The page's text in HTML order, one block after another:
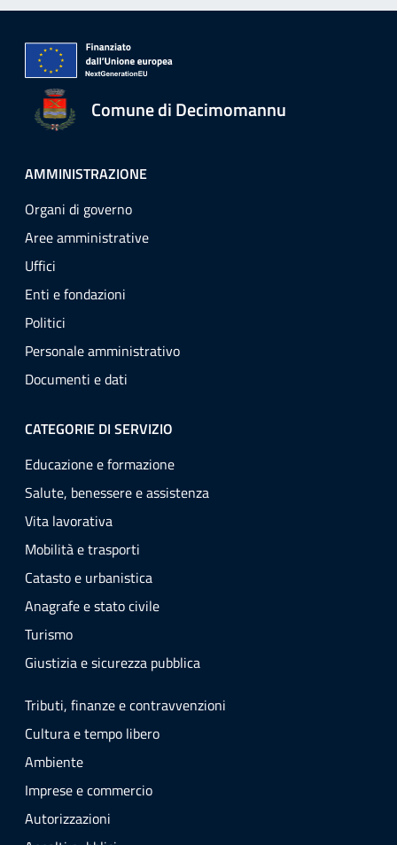
Comune di Decimomannu
AMMINISTRAZIONE
Organi di governo
Aree amministrative
Uffici
Enti e fondazioni
Politici
Personale amministrativo
Documenti e dati
CATEGORIE DI SERVIZIO
Educazione e formazione
Salute, benessere e assistenza
Vita lavorativa
Mobilità e trasporti
Catasto e urbanistica
Anagrafe e stato civile
Turismo
Giustizia e sicurezza pubblica
Tributi, finanze e contravvenzioni
Cultura e tempo libero
Ambiente
Imprese e commercio
Autorizzazioni